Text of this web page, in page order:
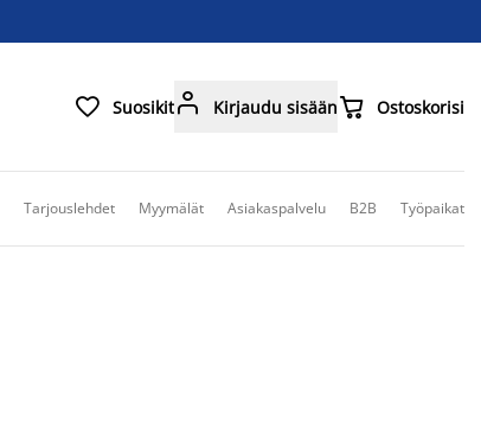
 Suosikit Kirjaudu sisään Ostoskorisi
Tarjouslehdet Myymälät Asiakaspalvelu B2B Työpaikat